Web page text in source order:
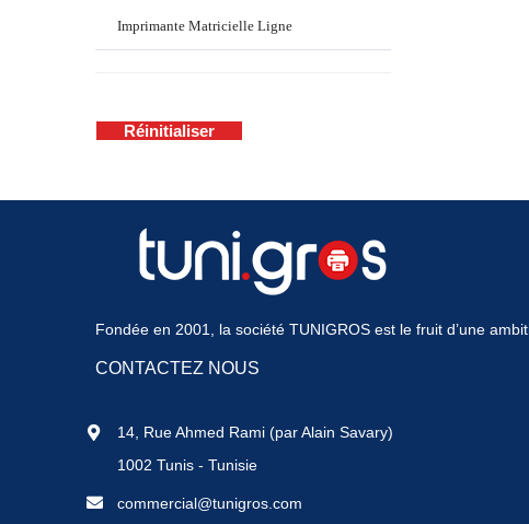
Imprimante Matricielle Ligne
Réinitialiser
Fondée en 2001, la société TUNIGROS est le fruit d’une
CONTACTEZ NOUS
14, Rue Ahmed Rami (par Alain Savary)
1002 Tunis - Tunisie
commercial@tunigros.com